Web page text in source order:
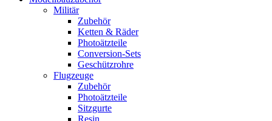
Militär
Zubehör
Ketten & Räder
Photoätzteile
Conversion-Sets
Geschützrohre
Flugzeuge
Zubehör
Photoätzteile
Sitzgurte
Resin